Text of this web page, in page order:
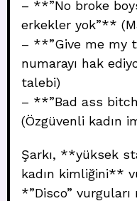
– **”No broke
erkekler yok”**
– **”Give me
numarayı hak
talebi)
– **”Bad ass
(Özgüvenli kadın
Şarkı, **yüksek
kadın kimliğini**
*”Disco”